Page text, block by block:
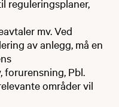
reguleringsplaner,
mv. Ved
av anlegg, må en
forurensning, Pbl.
områder vil